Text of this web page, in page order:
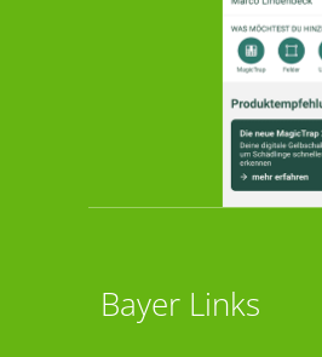
Bayer Links